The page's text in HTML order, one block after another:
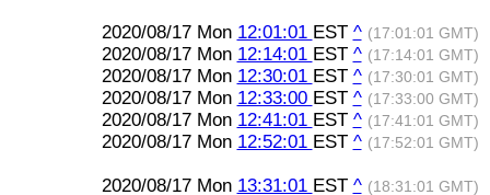
2020/08/17 Mon 12:01:01 EST ^ (17:01:01 GMT)
2020/08/17 Mon 12:14:01 EST ^ (17:14:01 GMT)
2020/08/17 Mon 12:30:01 EST ^ (17:30:01 GMT)
2020/08/17 Mon 12:33:00 EST ^ (17:33:00 GMT)
2020/08/17 Mon 12:41:01 EST ^ (17:41:01 GMT)
2020/08/17 Mon 12:52:01 EST ^ (17:52:01 GMT)
2020/08/17 Mon 13:31:01 EST ^ (18:31:01 GMT)